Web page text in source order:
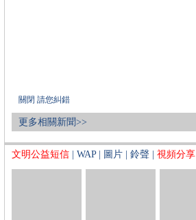
關閉 請您糾錯
更多相關新聞>>
文明公益短信 WAP| 圖片 鈴聲 視頻分享